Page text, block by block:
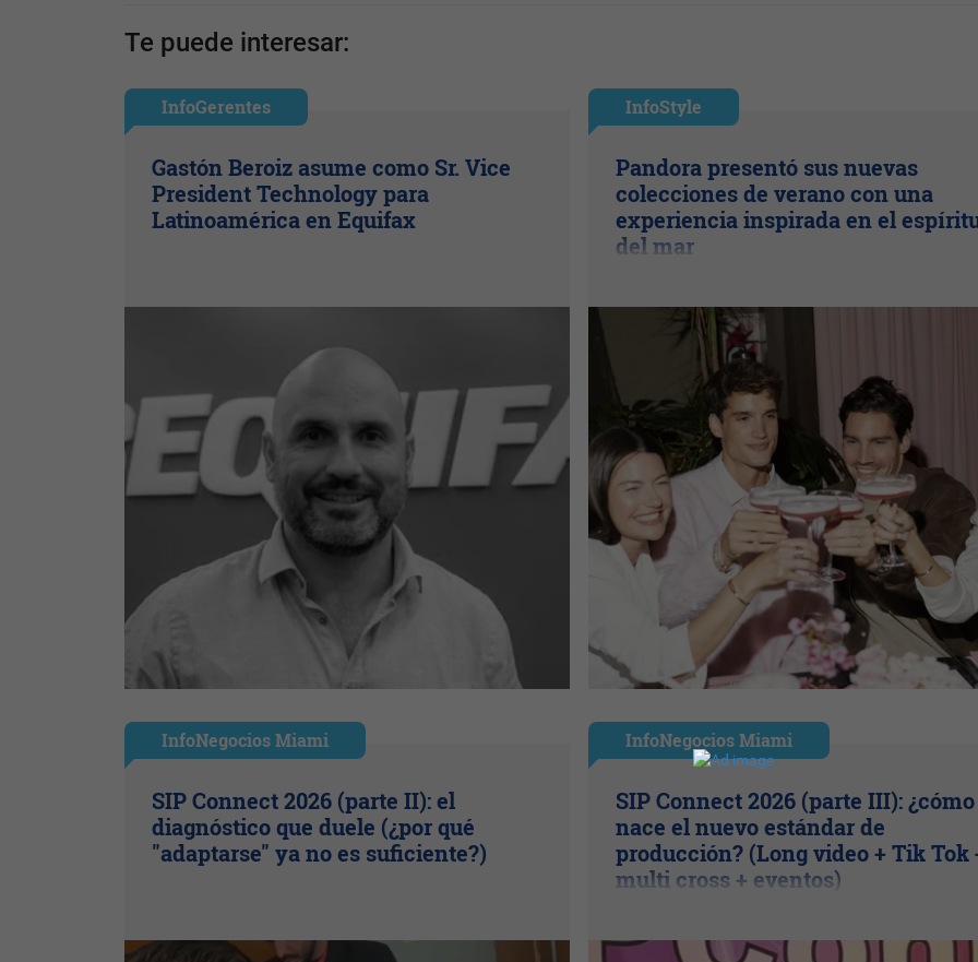
Te puede interesar:
InfoGerentes
Gastón Beroiz asume como Sr. Vice
President Technology para
Latinoamérica en Equifax
InfoStyle
Pandora presentó sus nuevas
colecciones de verano con una
experiencia inspirada en el
del mar
InfoNegocios Miami
SIP Connect 2026 (parte II): el
diagnóstico que duele (¿por qué
"adaptarse" ya no es suficiente?)
InfoNegocios Miami
SIP Connect 2026 (parte III): ¿cómo
nace el nuevo estándar de
producción? (Long video + Tik Tok
multi cross + eventos)